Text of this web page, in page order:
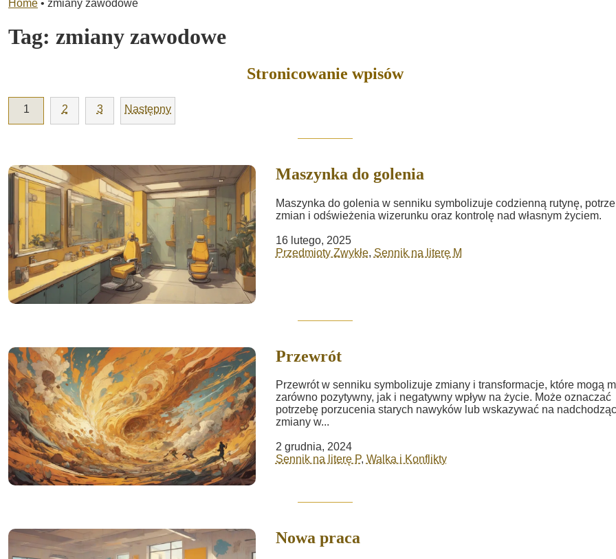
Home • zmiany zawodowe
Tag: zmiany zawodowe
Stronicowanie wpisów
1 2 3 Następny
Maszynka do golenia
Maszynka do golenia w senniku symbolizuje codzienną rutynę,
zmian i odświeżenia wizerunku oraz kontrolę nad własnym życiem.
16 lutego, 2025
Przedmioty Zwykłe, Sennik na literę M
Przewrót
Przewrót w senniku symbolizuje zmiany i transformacje, które mogą
zarówno pozytywny, jak i negatywny wpływ na życie. Może oznaczać
potrzebę porzucenia starych nawyków lub wskazywać na
zmiany w...
2 grudnia, 2024
Sennik na literę P, Walka i Konflikty
Nowa praca